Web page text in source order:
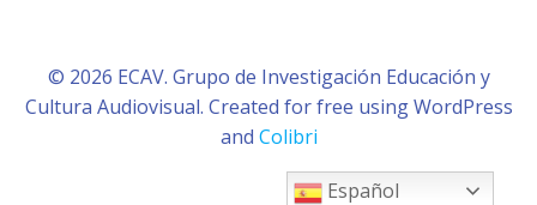
© 2026 ECAV. Grupo de Investigación Educación y
Cultura Audiovisual. Created for free using WordPress
and Colibri
Español